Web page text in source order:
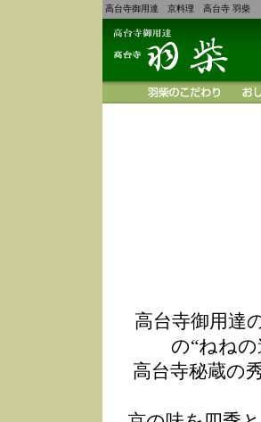
高台寺御用達 京料理 高台寺 羽柴
高台寺御用達
の“ねね
高台寺秘蔵の